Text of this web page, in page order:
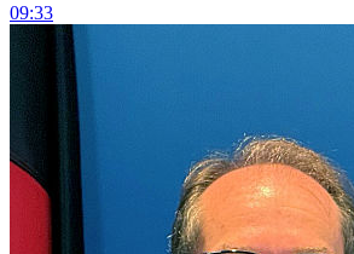
09:33